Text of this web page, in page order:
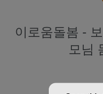
이로움돌봄 -
모님